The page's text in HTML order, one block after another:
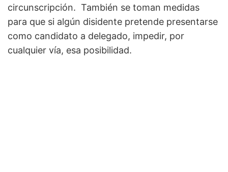
circunscripción. También se toman medidas
para que si algún disidente pretende presentarse
como candidato a delegado, impedir, por
cualquier vía, esa posibilidad.